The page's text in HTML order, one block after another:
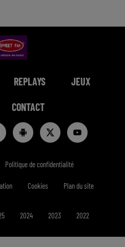
REPLAYS JEUX
CONTACT
Politique de confidentialité
Cookies Plan du site
2024 2023 2022